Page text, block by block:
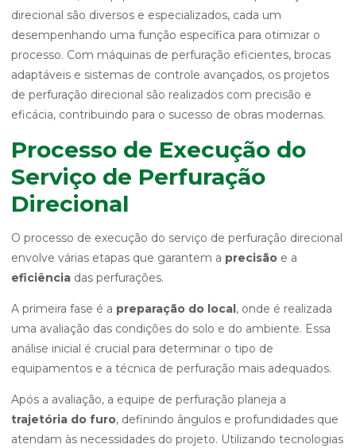
direcional são diversos e especializados, cada um
desempenhando uma função específica para otimizar o
processo. Com máquinas de perfuração eficientes, brocas
adaptáveis e sistemas de controle avançados, os projetos
de perfuração direcional são realizados com precisão e
eficácia, contribuindo para o sucesso de obras modernas.
Processo de Execução do
Serviço de Perfuração
Direcional
O processo de execução do serviço de perfuração direcional
envolve várias etapas que garantem a precisão e a
eficiência das perfurações.
A primeira fase é a preparação do local, onde é realizada
uma avaliação das condições do solo e do ambiente. Essa
análise inicial é crucial para determinar o tipo de
equipamentos e a técnica de perfuração mais adequados.
Após a avaliação, a equipe de perfuração planeja a
trajetória do furo, definindo ângulos e profundidades que
atendam às necessidades do projeto. Utilizando tecnologias